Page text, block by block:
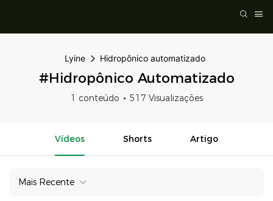
Lyine Hidropônico automatizado
#Hidropônico Automatizado
1 conteúdo 517 Visualizações
Vídeos Shorts Artigo
Mais Recente